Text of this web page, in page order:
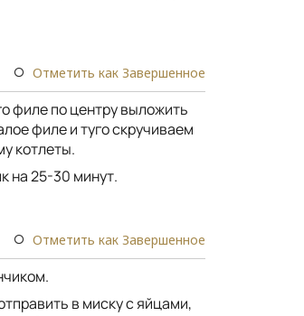
Отметить как Завершенное
филе по центру выложить
филе и туго скручиваем
котлеты.
на 25-30 минут.
Отметить как Завершенное
в миску с яйцами,